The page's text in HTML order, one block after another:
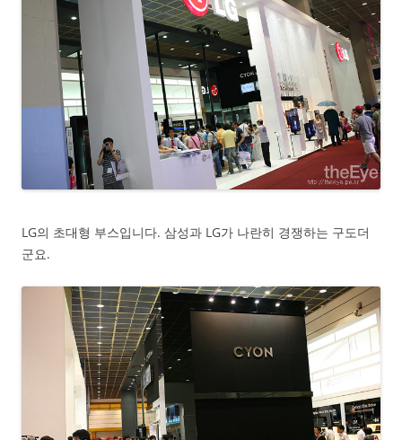
LG의 초대형 부스입니다. 삼성과 LG가 나란히 경쟁하는 구도더
군요.